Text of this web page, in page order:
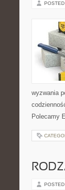
wyzwania
Polecamy